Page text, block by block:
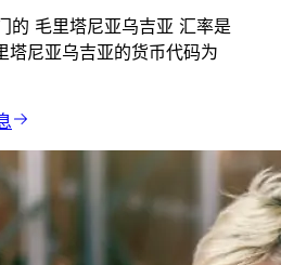
的 毛里塔尼亚乌吉亚 汇率是
尼亚乌吉亚的货币代码为